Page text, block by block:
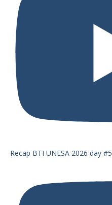
Recap BTI UNESA 2026 day #5